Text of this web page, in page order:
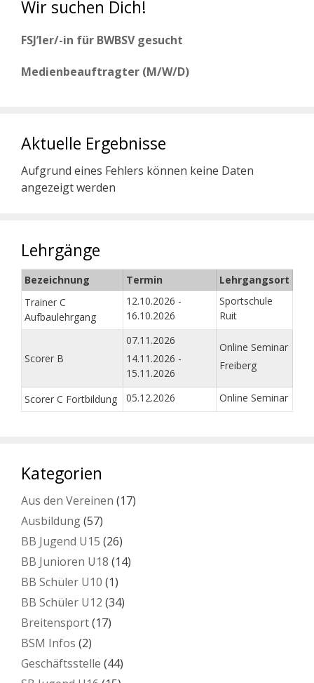
Wir suchen Dich!
FSJ’ler/-in für BWBSV gesucht
Medienbeauftragter (M/W/D)
Aktuelle Ergebnisse
Aufgrund eines Fehlers können keine Daten
angezeigt werden
Lehrgänge
Bezeichnung Termin
Lehrgangsort
Trainer C
Aufbaulehrgang
12.10.2026 -
16.10.2026
Sportschule
Ruit
Scorer B
07.11.2026
14.11.2026 -
15.11.2026
Online Seminar
Freiberg
Scorer C Fortbildung 05.12.2026 Online Seminar
Kategorien
Aus den Vereinen (17)
Ausbildung(57)
BB Jugend U15 (26)
BB Junioren U18 (14)
BB Schüler U10 (1)
BB Schüler U12 (34)
Breitensport(17)
BSM Infos (2)
Geschäftsstelle (44)